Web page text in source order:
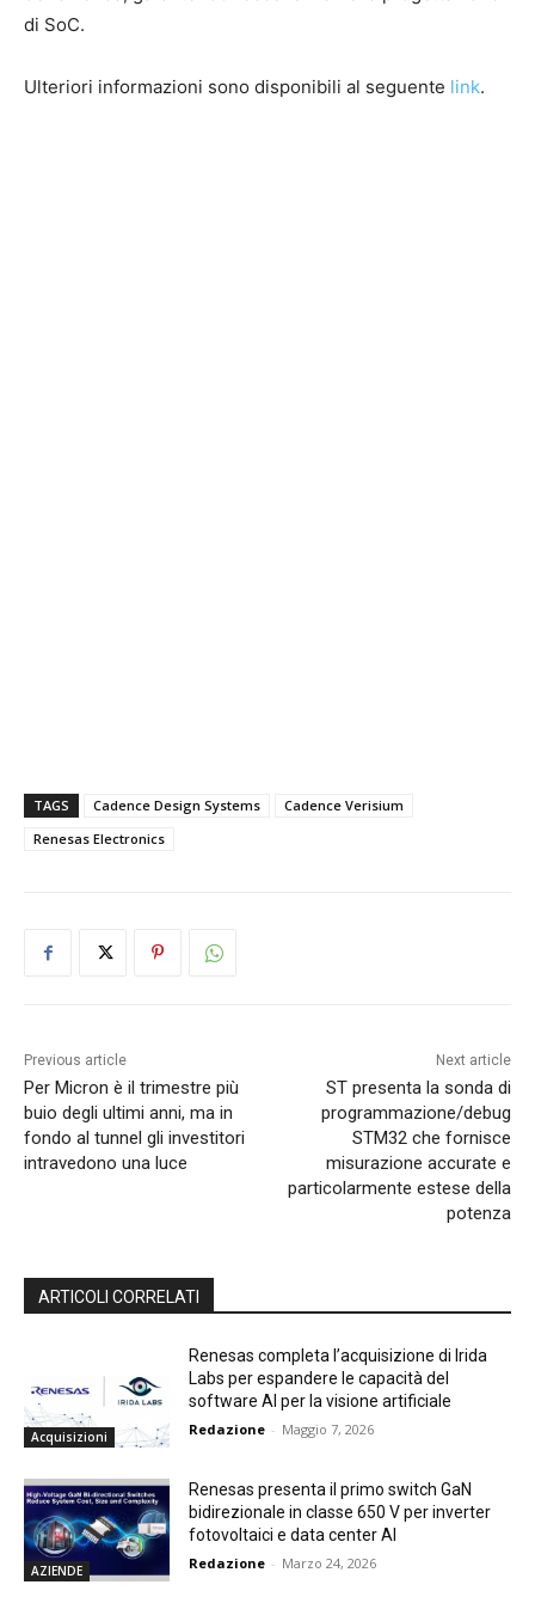
di SoC.
Ulteriori informazioni sono disponibili al seguente link.
TAGS Cadence Design Systems
Cadence Verisium
Renesas Electronics
Previous article
Per Micron è il trimestre più
buio degli ultimi anni, ma in
fondo al tunnel gli investitori
intravedono una luce
Next article
ST presenta la sonda di
programmazione/debug
STM32 che fornisce
misurazione accurate e
particolarmente estese della
potenza
ARTICOLI CORRELATI
Acquisizioni
Renesas completa l’acquisizione di Irida
Labs per espandere le capacità del
software AI per la visione artificiale
Redazione - Maggio 7, 2026
AZIENDE
Renesas presenta il primo switch GaN
bidirezionale in classe 650 V per inverter
fotovoltaici e data center AI
Redazione - Marzo 24, 2026